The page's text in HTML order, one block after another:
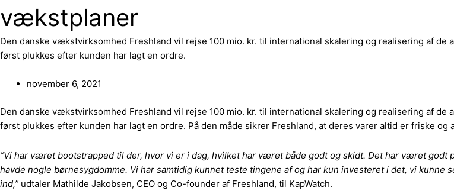
vækstplaner
Den danske vækstvirksomhed Freshland vil rejse 100 mio. kr. til international skalering og realisering af
først plukkes efter kunden har lagt en ordre.
november 6, 2021
Den danske vækstvirksomhed Freshland vil rejse 100 mio. kr. til international skalering og realisering af
først plukkes efter kunden har lagt en ordre. På den måde sikrer Freshland, at deres varer altid er friske og
“Vi har været bootstrapped til der, hvor vi er i dag, hvilket har været både godt og skidt. Det har været
havde nogle børnesygdomme. Vi har samtidig kunnet teste tingene af og har kun investeret i det, vi kunne
ind,” udtaler Mathilde Jakobsen, CEO og Co-founder af Freshland, til KapWatch.